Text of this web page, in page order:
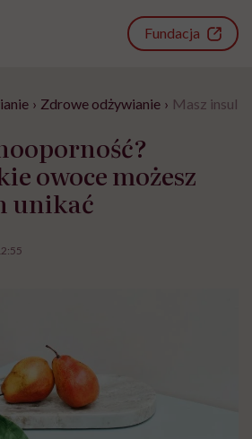
Fundacja
› Zdrowe odżywianie › Masz
owoce możesz
unikać